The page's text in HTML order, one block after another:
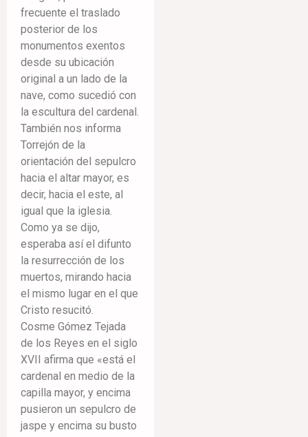
frecuente el traslado
posterior de los
monumentos exentos
desde su ubicación
original a un lado de la
nave, como sucedió con
la escultura del cardenal.
También nos informa
Torrejón de la
orientación del sepulcro
hacia el altar mayor, es
decir, hacia el este, al
igual que la iglesia.
Como ya se dijo,
esperaba así el difunto
la resurrección de los
muertos, mirando hacia
el mismo lugar en el que
Cristo resucitó.
Cosme Gómez Tejada
de los Reyes en el siglo
XVII afirma que «está el
cardenal en medio de la
capilla mayor, y encima
pusieron un sepulcro de
jaspe y encima su busto